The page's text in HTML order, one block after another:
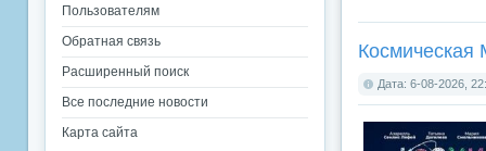
Дата: 6-08-2026,
Пользователям
Обратная связь
Расширенный поиск
Все последние новости
Карта сайта